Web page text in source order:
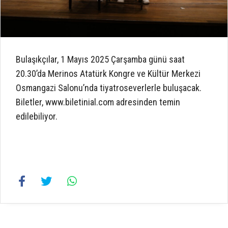
Bulaşıkçılar, 1 Mayıs 2025 Çarşamba günü saat
20.30’da Merinos Atatürk Kongre ve Kültür Merkezi
Osmangazi Salonu’nda tiyatroseverlerle buluşacak.
Biletler, www.biletinial.com adresinden temin
edilebiliyor.